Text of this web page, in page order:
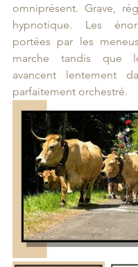
omniprésent. Grave,
hypnotique. Les
portées par les
marche tandis que
avancent lentement
parfaitement orchestré.